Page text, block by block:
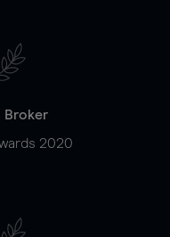
Broker
2020